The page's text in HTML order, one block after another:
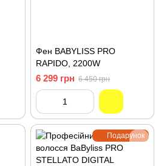
Фен BABYLISS PRO
RAPIDO, 2200W
6 299 грн 6 450 грн
Подарунок